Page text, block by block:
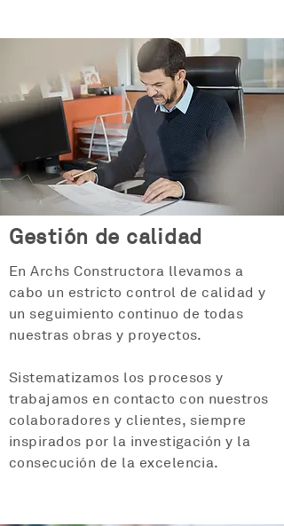
Gestión de calidad
En Archs Constructora llevamos a
cabo un estricto control de calidad y
un seguimiento continuo de todas
nuestras obras y proyectos.
Sistematizamos los procesos y
trabajamos en contacto con nuestros
colaboradores y clientes, siempre
inspirados por la investigación y la
consecución de la excelencia.